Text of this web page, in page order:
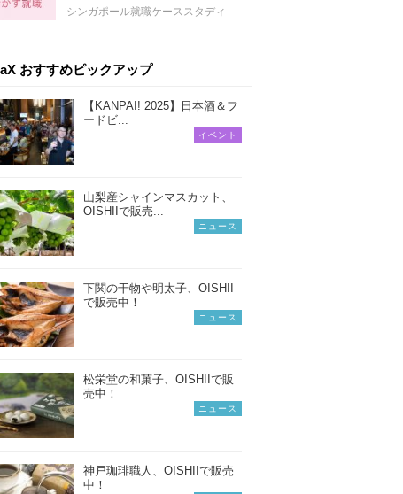
シンガポール就職ケーススタディ
おすすめピックアップ
【KANPAI! 2025】日本酒＆フ
ードビ...
イベント
山梨産シャインマスカット、
OISHIIで販売...
ニュース
下関の干物や明太子、OISHII
で販売中！
ニュース
松栄堂の和菓子、OISHIIで販
売中！
ニュース
神戸珈琲職人、OISHIIで販売
中！